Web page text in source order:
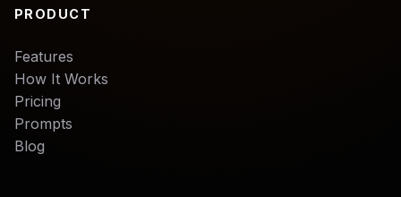
PRODUCT
Features
How It Works
Pricing
Prompts
Blog